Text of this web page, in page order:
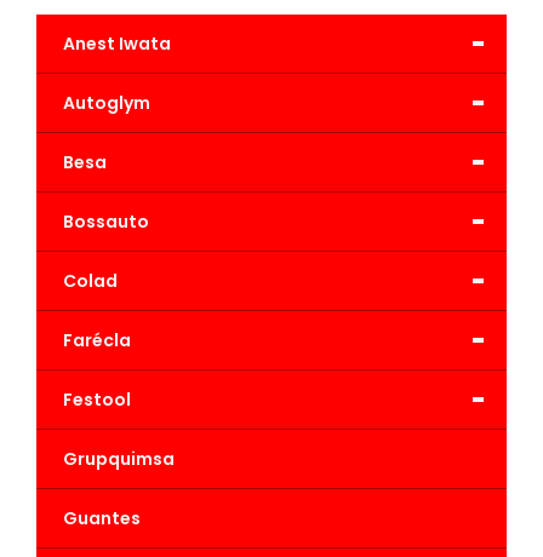
-
Anest Iwata
-
Autoglym
-
Besa
-
Bossauto
-
Colad
-
Farécla
-
Festool
Grupquimsa
Guantes